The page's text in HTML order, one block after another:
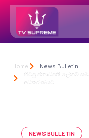
Home
News Bulletin
හිටපු ජනාධිපති ලේකම්
අධිකරණයට
NEWS BULLETIN